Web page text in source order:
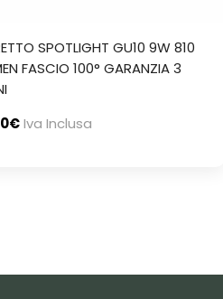
SPOTLIGHT GU10 9W 810
FASCIO 100° GARANZIA 3
€Iva Inclusa